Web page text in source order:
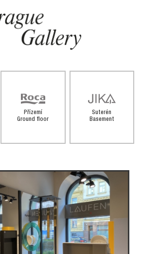
Přízemí
Ground floor
Suterén
Basement